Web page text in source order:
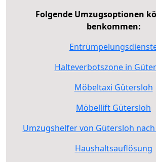
Folgende Umzugsoptionen
benkommen:
Halteverbotszone in
Möbeltaxi Gütersloh
Möbellift Gütersloh
Umzugshelfer von Gütersloh
Haushaltsauflösung